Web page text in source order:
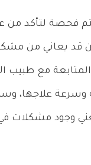
فحصة لتأكد من
قد يعاني من
مع طبيب
وسرعة علاجها،
وجود مشكلات